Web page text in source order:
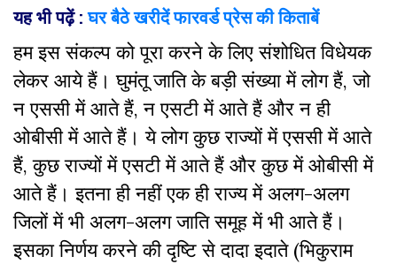
यह भी पढ़ें :घर बैठे खरीदें फारवर्ड प्रेस की किताबें
हम इस संकल्प को पूरा करने के लिए संशोधित विधेयक
लेकर आये हैं। घुमंतू जाति के बड़ी संख्या में लोग हैं, जो
न एससी में आते हैं, न एसटी में आते हैं और न ही
ओबीसी में आते हैं। ये लोग कुछ राज्यों में एससी में आते
हैं, कुछ राज्यों में एसटी में आते हैं और कुछ में ओबीसी में
आते हैं। इतना ही नहीं एक ही राज्य में अलग-अलग
जिलों में भी अलग-अलग जाति समूह में भी आते हैं।
इसका निर्णय करने की दृष्टि से दादा इदाते (भिकुराम